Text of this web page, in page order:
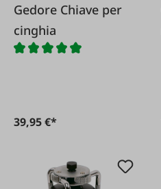
Gedore Chiave per
cinghia
39,95 €*